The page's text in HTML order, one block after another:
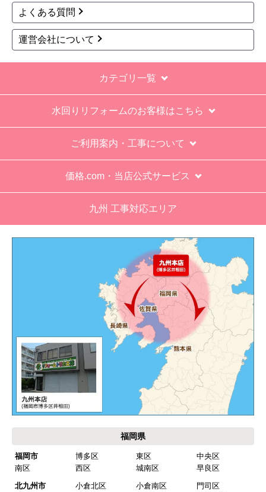
よくある質問
運営会社について
カテゴリ一覧
水回りリフォームのお客様はこちら
ご利用案内・工事について
価格.com・当店公式サービス
九州 工事対応エリア
福岡県
福岡市 博多区 東区
中央区
南区
西区 城南区
早良区
北九州市
小倉北区 小倉南区
門司区